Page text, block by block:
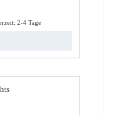
Preis:
2-4 Tage